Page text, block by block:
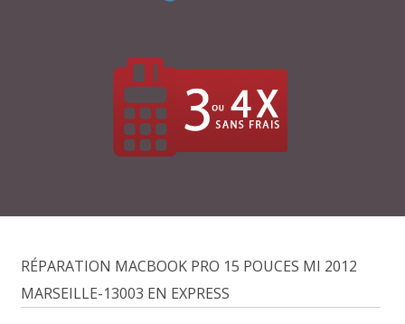
RÉPARATION MACBOOK PRO 15 POUCES MI 2012
MARSEILLE-13003 EN EXPRESS